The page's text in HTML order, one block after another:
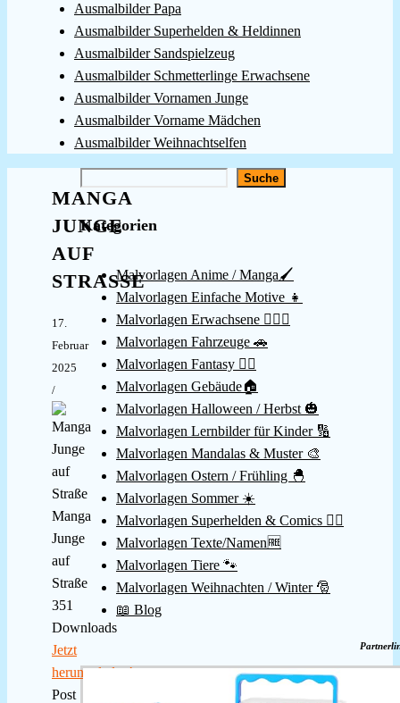
Ausmalbilder Papa
Ausmalbilder Superhelden & Heldinnen
Ausmalbilder Sandspielzeug
Ausmalbilder Schmetterlinge Erwachsene
Ausmalbilder Vornamen Junge
Ausmalbilder Vorname Mädchen
Ausmalbilder Weihnachtselfen
MANGA
JUNGE
AUF
STRASSE
17.
Februar
2025
/
Manga
Junge
auf
Straße
351
Downloads
Jetzt
herunterladen!
Post
Suche
Kategorien
Malvorlagen Anime / Manga🖌️
Malvorlagen Einfache Motive 👧
Malvorlagen Erwachsene 👱🏻‍♀️
Malvorlagen Fahrzeuge 🚗
Malvorlagen Fantasy 🧚‍♀️
Malvorlagen Gebäude🏠
Malvorlagen Halloween / Herbst 🎃
Malvorlagen Lernbilder für Kinder 🔢
Malvorlagen Mandalas & Muster 🎨
Malvorlagen Ostern / Frühling 🐣
Malvorlagen Sommer ☀️
Malvorlagen Superhelden & Comics 🦸‍♂️
Malvorlagen Texte/Namen🆓
Malvorlagen Tiere 🐾
Malvorlagen Weihnachten / Winter 🎅
📖 Blog